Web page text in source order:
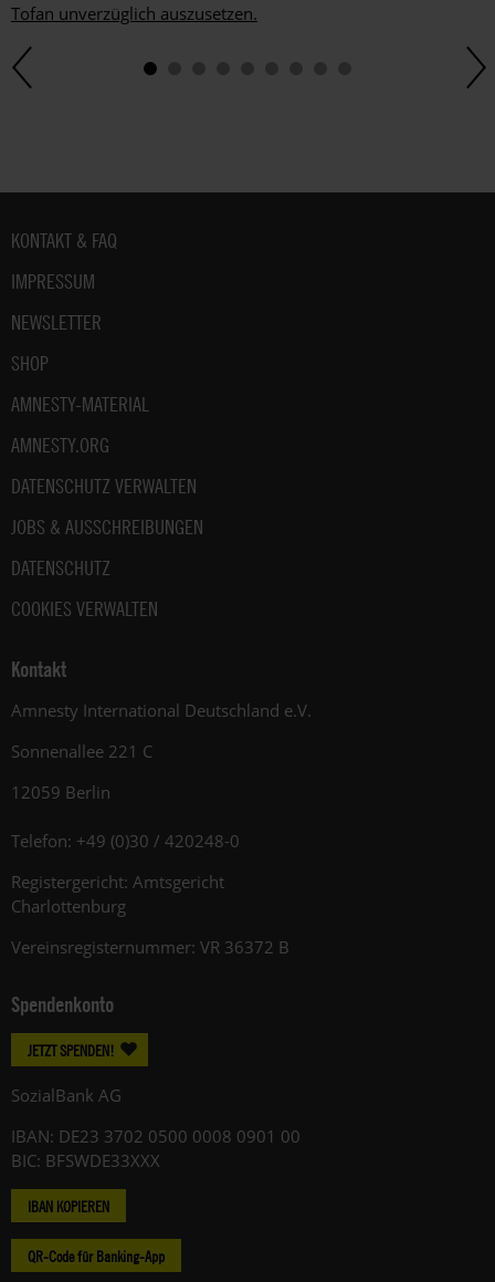
Tofan unverzüglich auszusetzen.
Fußbereich
KONTAKT & FAQ
IMPRESSUM
NEWSLETTER
SHOP
AMNESTY-MATERIAL
AMNESTY.ORG
DATENSCHUTZ VERWALTEN
JOBS & AUSSCHREIBUNGEN
DATENSCHUTZ
COOKIES VERWALTEN
Kontakt
Amnesty International Deutschland e.V.
Sonnenallee 221 C
12059 Berlin
Telefon: +49 (0)30 / 420248-0
Registergericht: Amtsgericht
Charlottenburg
Vereinsregisternummer: VR 36372 B
Spendenkonto
JETZT SPENDEN!
SozialBank AG
IBAN: DE23 3702 0500 0008 0901 00
BIC: BFSWDE33XXX
IBAN KOPIEREN
QR-Code für Banking-App